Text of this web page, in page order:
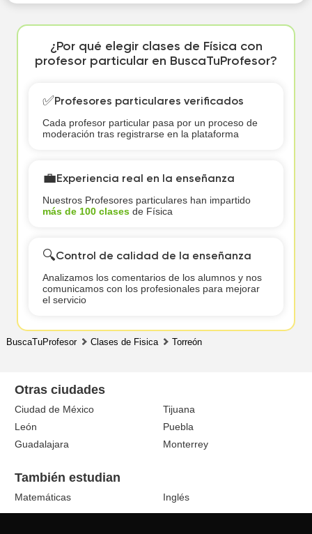
¿Por qué elegir clases de Física con
profesor particular en BuscaTuProfesor?
✅Profesores particulares verificados
Cada profesor particular pasa por un proceso de
moderación tras registrarse en la plataforma
💼Experiencia real en la enseñanza
Nuestros Profesores particulares han impartido
más de 100 clasesde Física
🔍Control de calidad de la enseñanza
Analizamos los comentarios de los alumnos y nos
comunicamos con los profesionales para mejorar
el servicio
BuscaTuProfesor Clases de Fisica Torreón
Otras ciudades
Ciudad de México
Tijuana
León
Puebla
Guadalajara
Monterrey
También estudian
Matemáticas Inglés